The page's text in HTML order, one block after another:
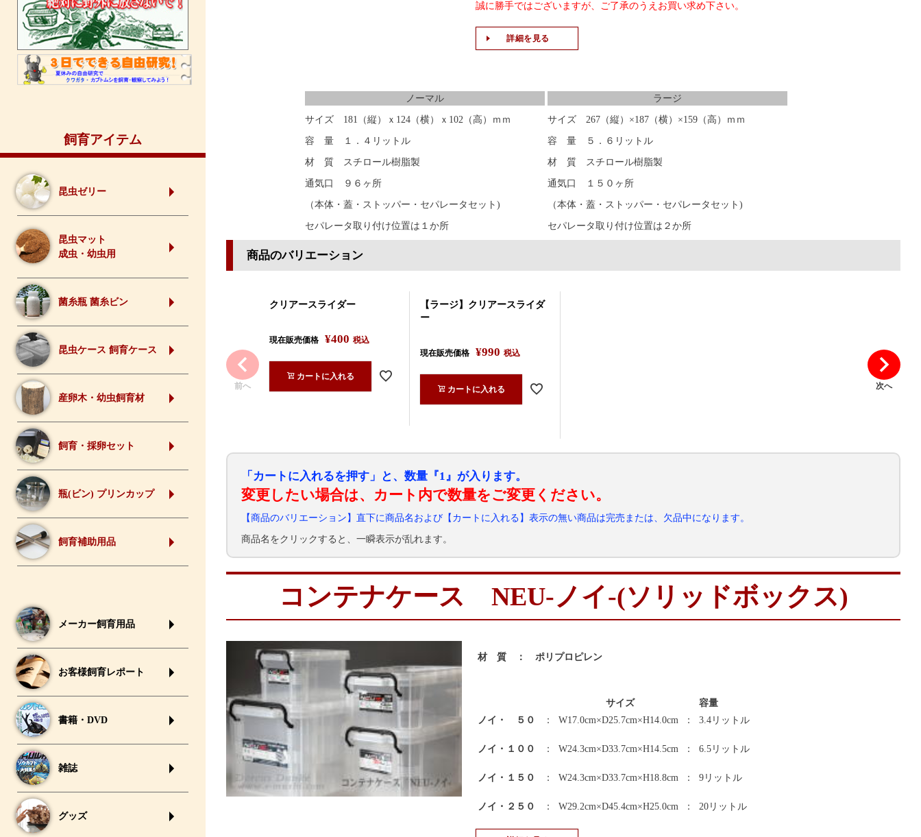
飼育アイテム
昆虫ゼリー
昆虫マット
成虫・幼虫用
菌糸瓶 菌糸ビン
昆虫ケース 飼育ケース
産卵木・幼虫飼育材
飼育・採卵セット
瓶(ビン) プリンカップ
飼育補助用品
メーカー飼育用品
お客様飼育レポート
書籍・DVD
雑誌
グッズ
誠に勝手ではございますが、ご了承のうえお買い求め下さい。
詳細を見る
ノーマル
サイズ 181（縦）ｘ124（横）ｘ102（高）ｍｍ
容 量 １．４リットル
材 質 スチロール樹脂製
通気口 ９６ヶ所
（本体・蓋・ストッパー・セパレータセット)
セパレータ取り付け位置は１か所
ラージ
サイズ 267（縦）×187（横）×159（高）ｍｍ
容 量 ５．６リットル
材 質 スチロール樹脂製
通気口 １５０ヶ所
（本体・蓋・ストッパー・セパレータセット)
セパレータ取り付け位置は２か所
商品のバリエーション
前へ
クリアースライダー
現在販売価格 ¥400 税込
カートに入れる
【ラージ】クリアースライダ
ー
現在販売価格 ¥990 税込
カートに入れる 次へ
「カートに入れるを押す」と、数量『1』が入ります。
変更したい場合は、カート内で数量をご変更ください。
【商品のバリエーション】直下に商品名および【カートに入れる】表示の無い商品は完売または、欠品中になります。
商品名をクリックすると、一瞬表示が乱れます。
コンテナケース NEU-ノイ-(ソリッドボックス)
材 質 ： ポリプロピレン
サイズ
容量
ノイ・ ５０
ノイ・１００
ノイ・１５０
ノイ・２５０
：
：
：
：
W17.0cm×D25.7cm×H14.0cm
W24.3cm×D33.7cm×H14.5cm
W24.3cm×D33.7cm×H18.8cm
W29.2cm×D45.4cm×H25.0cm
：
：
：
：
3.4リットル
6.5リットル
9リットル
20リットル